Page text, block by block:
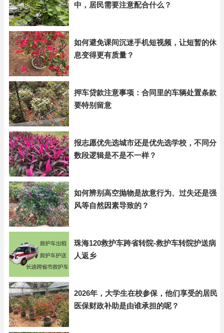
中，居民需要注意配合什么？
如何避免课间沉迷手机短视频，让短暂的休
息变得更有质量？
押车贷款注意事项：合同里的车辆处置条款
要特别留意
报志愿优先选城市还是优先选学校，不同分
数段逻辑是不是不一样？
如何辨别高空抛物是故意行为、过失还是强
风等自然因素导致的？
珠海120救护车跨省转院-救护车转院护送病
人返乡
2026年，大学生在校参保，他们享受的居民
医保财政补助是由谁承担的呢？